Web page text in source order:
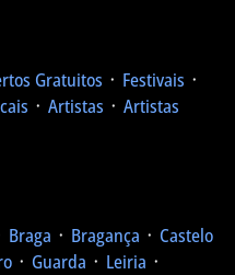
Gratuitos ᛫ Festivais ᛫
᛫ Artistas ᛫ Artistas
Braga ᛫ Bragança ᛫ Castelo
᛫ Guarda ᛫ Leiria ᛫